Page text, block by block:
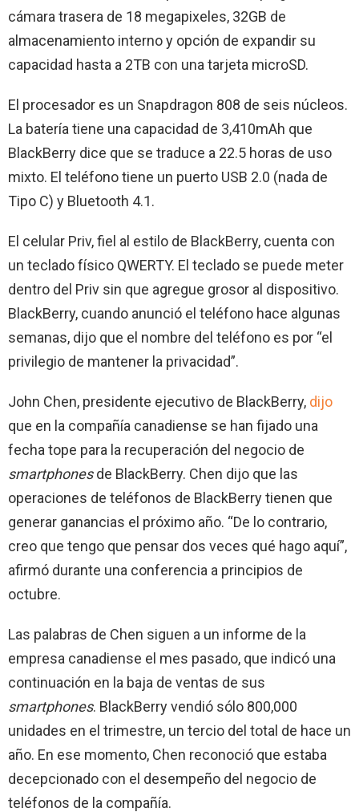
cámara trasera de 18 megapixeles, 32GB de
almacenamiento interno y opción de expandir su
capacidad hasta a 2TB con una tarjeta microSD.
El procesador es un Snapdragon 808 de seis núcleos.
La batería tiene una capacidad de 3,410mAh que
BlackBerry dice que se traduce a 22.5 horas de uso
mixto. El teléfono tiene un puerto USB 2.0 (nada de
Tipo C) y Bluetooth 4.1.
El celular Priv, fiel al estilo de BlackBerry, cuenta con
un teclado físico QWERTY. El teclado se puede meter
dentro del Priv sin que agregue grosor al dispositivo.
BlackBerry, cuando anunció el teléfono hace algunas
semanas, dijo que el nombre del teléfono es por “el
privilegio de mantener la privacidad”.
John Chen, presidente ejecutivo de BlackBerry, dijo
que en la compañía canadiense se han fijado una
fecha tope para la recuperación del negocio de
smartphonesde BlackBerry. Chen dijo que las
operaciones de teléfonos de BlackBerry tienen que
generar ganancias el próximo año. “De lo contrario,
creo que tengo que pensar dos veces qué hago aquí”,
afirmó durante una conferencia a principios de
octubre.
Las palabras de Chen siguen a un informe de la
empresa canadiense el mes pasado, que indicó una
continuación en la baja de ventas de sus
smartphones. BlackBerry vendió sólo 800,000
unidades en el trimestre, un tercio del total de hace un
año. En ese momento, Chen reconoció que estaba
decepcionado con el desempeño del negocio de
teléfonos de la compañía.